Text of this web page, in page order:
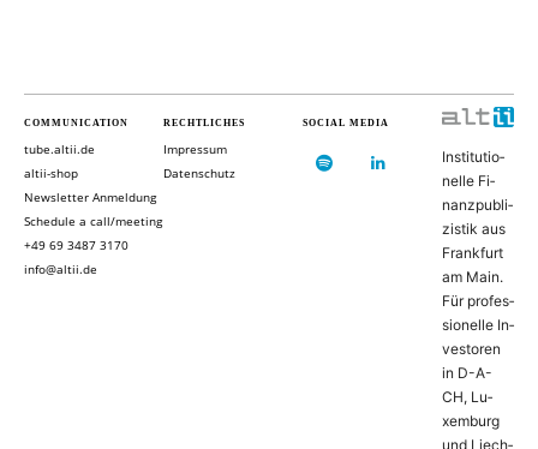
COMMUNICATION
tube.altii.de
altii-shop
Newsletter Anmeldung
Schedule a call/meeting
+49 69 3487 3170
info@altii.de
RECHTLICHES
Impressum
Datenschutz
SOCIAL MEDIA
In­sti­tu­ti­o­
nel­le Fi­
nanz­pu­bli­
zis­tik aus
Frank­furt
am Main.
Für pro­fes­
si­o­nel­le In­
ves­to­ren
in D-­A­-
CH, Lu­
xem­burg
und Liech­